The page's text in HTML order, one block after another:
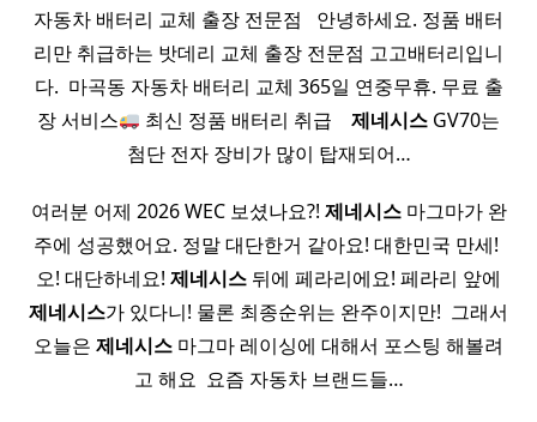
자동차 배터리 교체 출장 전문점 ​ ​ 안녕하세요. 정품 배터
리만 취급하는 밧데리 교체 출장 전문점 고고배터리입니
다. ​ 마곡동 자동차 배터리 교체 365일 연중무휴. 무료 출
장 서비스
최신 정품 배터리 취급 ​ ​ ​제네시스 GV70는
첨단 전자 장비가 많이 탑재되어…
여러분 어제 2026 WEC 보셨나요?! 제네시스마그마가 완
주에 성공했어요. 정말 대단한거 같아요! 대한민국 만세! ​
오! 대단하네요! 제네시스 뒤에 페라리에요! 페라리 앞에
제네시스가 있다니! 물론 최종순위는 완주이지만! ​ 그래서
오늘은 제네시스 마그마 레이싱에 대해서 포스팅 해볼려
고 해요 ​ 요즘 자동차 브랜드들…